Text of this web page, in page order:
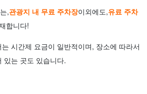
,관광지 내 무료 주차장이외에도,유료 주차
합니다!
시간제 요금이 일반적이며, 장소에 따라서
있는 곳도 있습니다.